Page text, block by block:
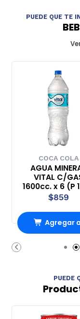
PUEDE QUE TE
COCA COLA
AGUA
VITAL C/
1600cc. x 6 (P
$859
Agregar
Carro
PUEDE